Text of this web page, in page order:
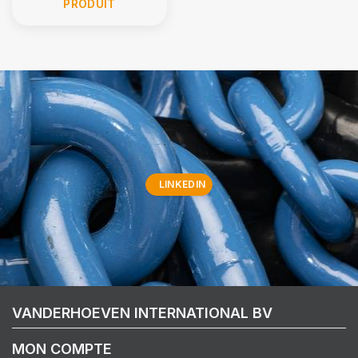
PRODUIT
LINKEDIN
VANDERHOEVEN INTERNATIONAL BV
MON COMPTE